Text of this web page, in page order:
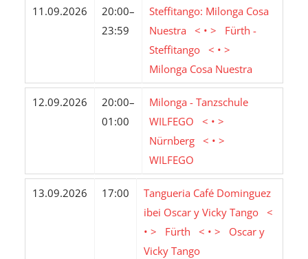
11.09.2026
20:00–
23:59
Steffitango: Milonga Cosa
Nuestra < • > Fürth -
Steffitango < • >
Milonga Cosa Nuestra
12.09.2026
20:00–
01:00
Milonga - Tanzschule
WILFEGO < • >
Nürnberg < • >
WILFEGO
13.09.2026 17:00
Tangueria Café Dominguez
ibei Oscar y Vicky Tango <
• > Fürth < • > Oscar y
Vicky Tango